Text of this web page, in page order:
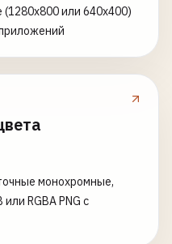
(1280x800 или 640x400)
монохромные,
RGBA PNG с